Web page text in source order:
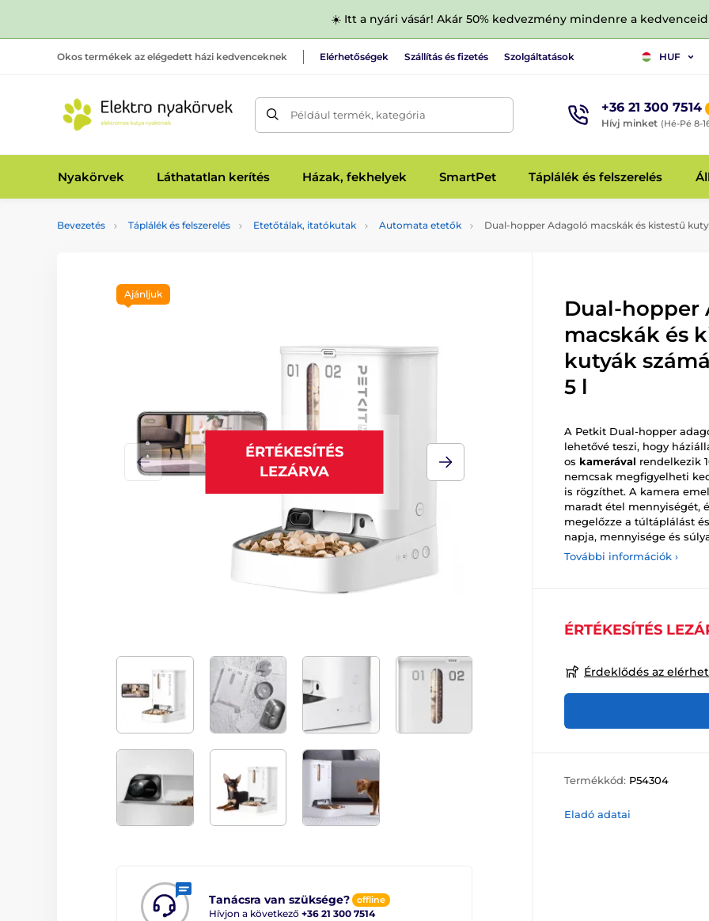
☀️ Itt a nyári vásár! Akár 50% kedvezmény mindenre a
Okos termékek az elégedett házi kedvenceknek Elérhetőségek Szállítás és fizetés Szolgáltatások HUF
Például termék, kategória +36 21 300 7514
Hívj minket (Hé-Pé 8-
Nyakörvek Láthatatlan kerítés Házak, fekhelyek SmartPet Táplálék és felszerelés
Bevezetés Táplálék és felszerelés Etetőtálak, itatókutak Automata etetők Dual-hopper Adagoló macskák és kistestű
ÉRTÉKESÍTÉS
LEZÁRVA
Tanácsra van szüksége? offline
Hívjon a következő +36 21 300 7514
Ajánljuk
Dual-hopper
macskák és
kutyák
5 l
A Petkit Dual-hopper
lehetővé teszi, hogy
os kamerával rendelkezik
nemcsak megfigyelheti
is rögzíthet. A kamera
maradt étel mennyiségét,
megelőzze a túltáplálást
napja, mennyisége és
További információk ›
ÉRTÉKESÍTÉS
Érdeklődés az
Termékkód: P54304
Eladó adatai